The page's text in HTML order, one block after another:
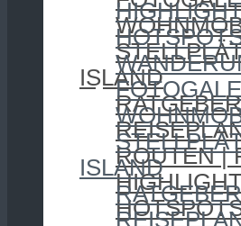
ISLAND
ROUTEN |
ISLAND